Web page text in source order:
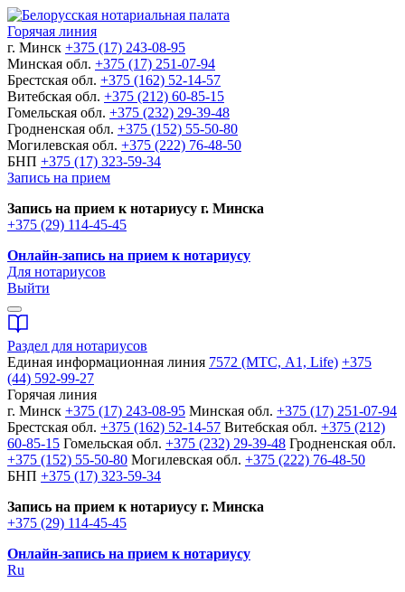
Горячая линия
г. Минск +375 (17) 243-08-95
Минская обл. +375 (17) 251-07-94
Брестская обл. +375 (162) 52-14-57
Витебская обл. +375 (212) 60-85-15
Гомельская обл. +375 (232) 29-39-48
Гродненская обл. +375 (152) 55-50-80
Могилевская обл. +375 (222) 76-48-50
БНП +375 (17) 323-59-34
Запись на прием
Запись на прием к нотариусу г. Минска
+375 (29) 114-45-45
Онлайн-запись на прием к нотариусу
Для нотариусов
Выйти
Раздел для нотариусов
Единая информационная линия 7572 (МТС, A1, Life) +375
(44) 592-99-27
Горячая линия
г. Минск +375 (17) 243-08-95 Минская обл. +375 (17) 251-07-94
Брестская обл. +375 (162) 52-14-57 Витебская обл. +375 (212)
60-85-15 Гомельская обл. +375 (232) 29-39-48 Гродненская обл.
+375 (152) 55-50-80 Могилевская обл. +375 (222) 76-48-50
БНП +375 (17) 323-59-34
Запись на прием к нотариусу г. Минска
+375 (29) 114-45-45
Онлайн-запись на прием к нотариусу
Ru